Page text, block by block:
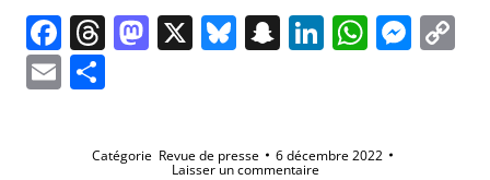
Facebook
Threads
Mastodon
X Bluesky
Snapchat
LinkedIn
Email
Catégorie Revue de presse 6 décembre 2022
Laisser un commentaire